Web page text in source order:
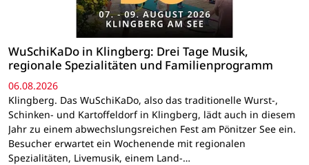
WuSchiKaDo in Klingberg: Drei Tage Musik,
regionale Spezialitäten und Familienprogramm
06.08.2026
Klingberg. Das WuSchiKaDo, also das traditionelle Wurst-,
Schinken- und Kartoffeldorf in Klingberg, lädt auch in diesem
Jahr zu einem abwechslungsreichen Fest am Pönitzer See ein.
Besucher erwartet ein Wochenende mit regionalen
Spezialitäten, Livemusik, einem Land-…